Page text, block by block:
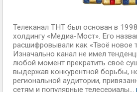
Телеканал ТНТ был основан в
холдингу «Медиа-Мост». Его
расшифровывали как «Твоё новое
Изначально канал не имел
любой момент прекратить своё
выдержав конкурентной борьбы,
региональной аудитории,
сетям и популярные телесериалы...